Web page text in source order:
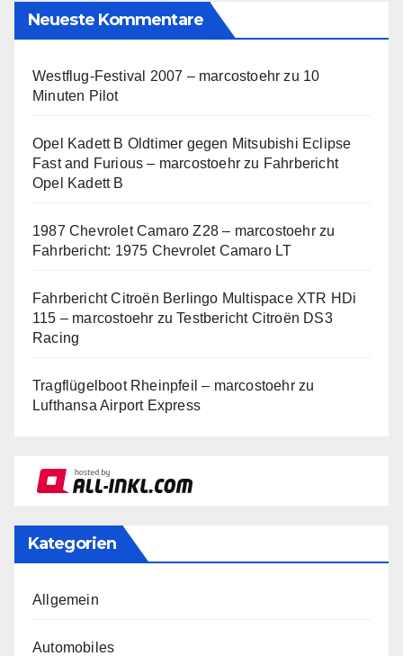
Neueste Kommentare
Westflug-Festival 2007 – marcostoehr zu 10
Minuten Pilot
Opel Kadett B Oldtimer gegen Mitsubishi Eclipse
Fast and Furious – marcostoehr zu Fahrbericht
Opel Kadett B
1987 Chevrolet Camaro Z28 – marcostoehrzu
Fahrbericht: 1975 Chevrolet Camaro LT
Fahrbericht Citroën Berlingo Multispace XTR HDi
115 – marcostoehr zuTestbericht Citroën DS3
Racing
Tragflügelboot Rheinpfeil – marcostoehrzu
Lufthansa Airport Express
Kategorien
Allgemein
Automobiles